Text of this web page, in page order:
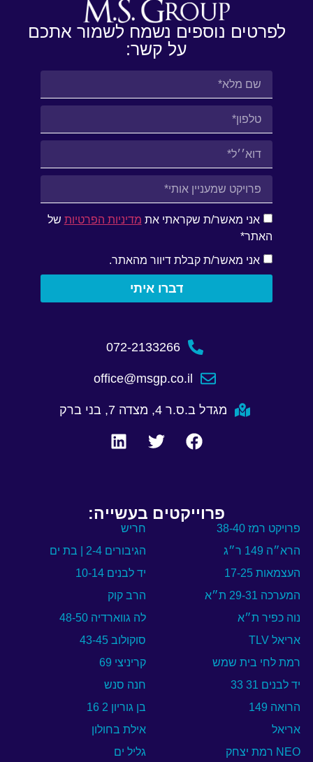
לפרטים נוספים נשמח לשמור אתכם
על קשר:
אני מאשר/ת שקראתי את מדיניות הפרטיות של
האתר*
אני מאשר/ת קבלת דיוור מהאתר.
דברו איתי
072-2133266
office@msgp.co.il
מגדל ב.ס.ר 4, מצדה 7, בני ברק
פרוייקטים בעשייה:
פרויקט רמז 38-40
חריש
הרא״ה 149 ר״ג
הגיבורים 2-4 | בת ים
העצמאות 17-25
יד לבנים 10-14
המערכה 29-31 ת״א
הרב קוק
נוה כפיר ת״א
לה גווארדיה 48-50
אריאל TLV
סוקולוב 43-45
רמת לחי בית שמש
קריניצי 69
יד לבנים 31 33
חנה סנש
הרואה 149
בן גוריון 2 16
אריאל
אילת בחולון
NEO רמת יצחק
גליל ים